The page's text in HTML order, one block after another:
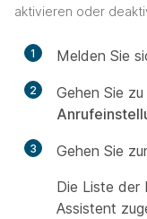
aktivieren oder
1 Melden Sie
2 Gehen Sie zu
3 Gehen Sie
Die Liste der
Assistent